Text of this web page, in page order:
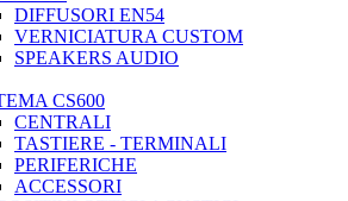
DIFFUSORI EN54
VERNICIATURA CUSTOM
SPEAKERS AUDIO
CS600
CENTRALI
TASTIERE - TERMINALI
PERIFERICHE
ACCESSORI